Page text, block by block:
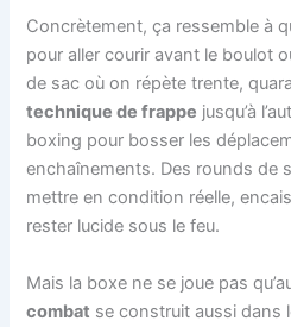
Concrètement, ça ressemble à
pour aller courir avant le boulot
de sac où on répète trente,
technique de frappe jusqu’à
boxing pour bosser les
enchaînements. Des rounds de
mettre en condition réelle,
rester lucide sous le feu.
Mais la boxe ne se joue pas
combat se construit aussi dans